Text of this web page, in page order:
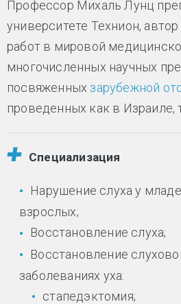
Профессор Михаль Лунц
университете Технион,
работ в мировой
многочисленных научных
посвяженных зарубежной
проведенных как в Израиле,
Специализация
Нарушение слуха у
взрослых;
Восстановление слуха;
Восстановление
заболеваниях уха:
стапедэктомия;